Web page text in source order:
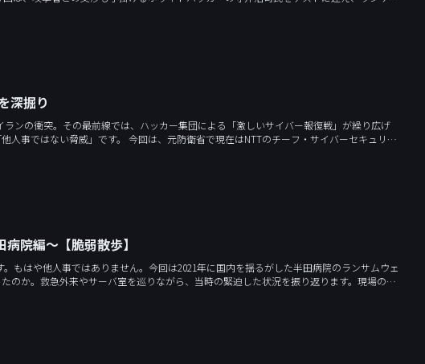
がら、感染時にPCの裏側で何が起きているのか、ハッカーの狙いや最新のサイバー攻撃の手口を暴きます。
深掘り
ンの衝突。その最前線では、ハッカー集団による「激しいサイバー報復戦」が繰り広げ
在はNTTのチーフ・サイバーセキュリテ
カー集団「ハンダラ」の動向、そし
スパーソンが知るべき、サイバー安全保障の真実をお届けします。
院編～【脆弱散歩】
もはや他人事ではありません。今回は2021年に国内を揺るがした半田病院のランサムウェ
か。救急外来やサーバ室を巡りながら、当時の緊迫した状況を振り返ります。現場の